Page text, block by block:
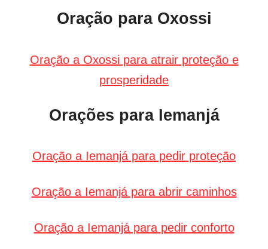
Oração para Oxossi
Oração a Oxossi para atrair proteção e
prosperidade
Orações para Iemanjá
Oração a Iemanjá para pedir proteção
Oração a Iemanjá para abrir caminhos
Oração a Iemanjá para pedir conforto